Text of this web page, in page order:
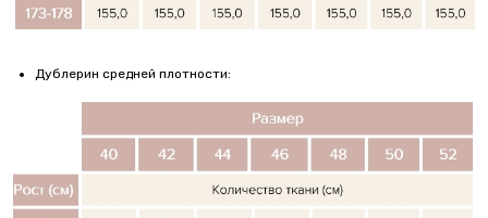
Дублерин средней плотности: